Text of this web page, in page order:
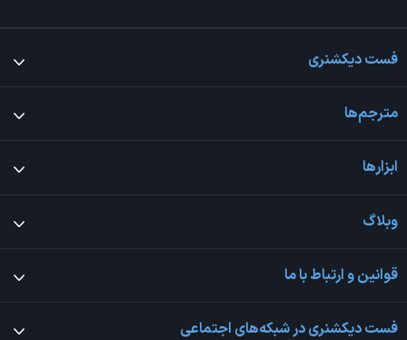
فست دیکشنری
مترجم‌ها
ابزارها
وبلاگ
قوانین و ارتباط با ما
فست دیکشنری در شبکه‌های اجتماعی